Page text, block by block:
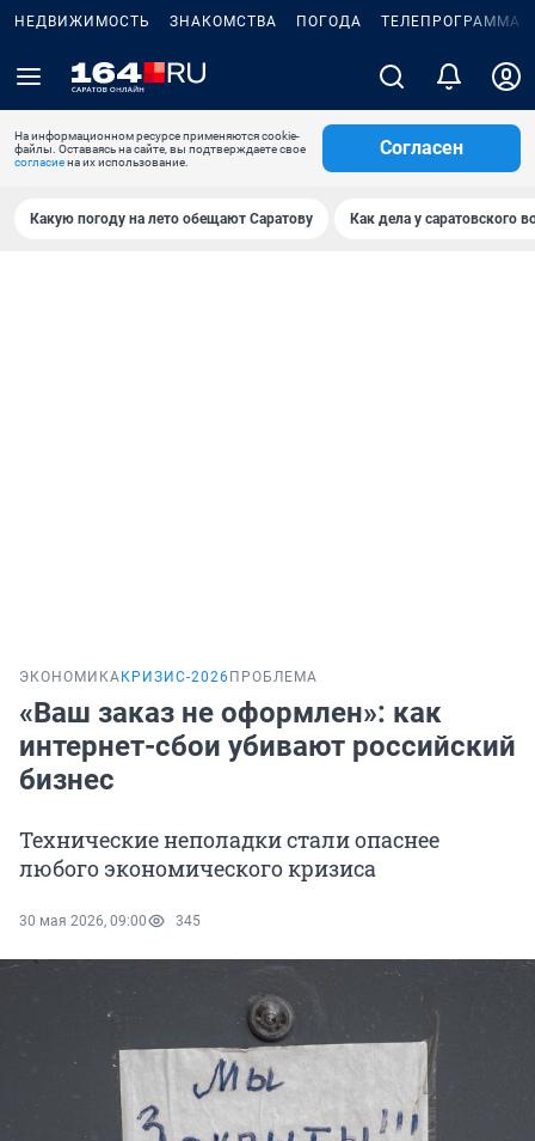
НЕДВИЖИМОСТЬ ЗНАКОМСТВА ПОГОДА ТЕЛЕПРОГРАММА
На информационном ресурсе применяются cookie-
файлы. Оставаясь на сайте, вы подтверждаете свое
согласиена их использование.
Согласен
Какую погоду на лето обещают Саратову Как дела у саратовского
ЭКОНОМИКА КРИЗИС-2026 ПРОБЛЕМА
«Ваш заказ не оформлен»: как
интернет-сбои убивают российский
бизнес
Технические неполадки стали опаснее
любого экономического кризиса
30 мая 2026, 09:00 345